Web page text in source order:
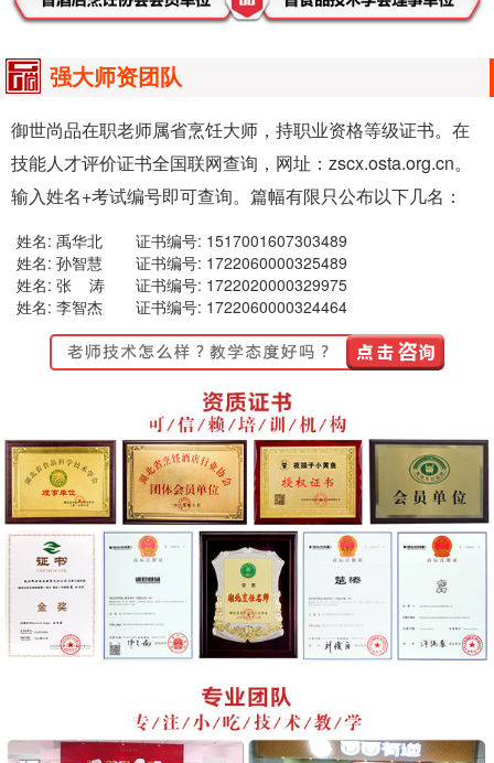
强大师资团队
御世尚品在职老师属省烹饪大师，持职业资格等级证书。在
技能人才评价证书全国联网查询，网址：zscx.osta.org.cn。
输入姓名+考试编号即可查询。篇幅有限只公布以下几名：
姓名: 禹华北
证书编号: 1517001607303489
姓名: 孙智慧
证书编号: 1722060000325489
姓名: 张 涛
证书编号: 1722020000329975
姓名: 李智杰
证书编号: 1722060000324464